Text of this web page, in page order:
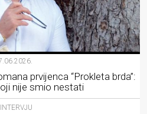
prvijenca “Prokleta brda”:
nije smio nestati
INTERVJU